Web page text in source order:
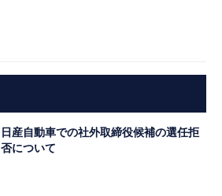
日産自動車での社外取締役候補の選任拒
否について